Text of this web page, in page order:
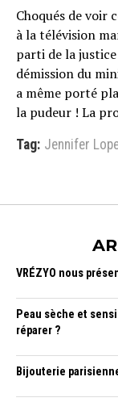
Choqués de voir
à la télévision
parti de la
démission du
a même porté
la pudeur ! La
Tag: Jennifer
VRÉZYO nous
Peau sèche et
réparer ?
Bijouterie